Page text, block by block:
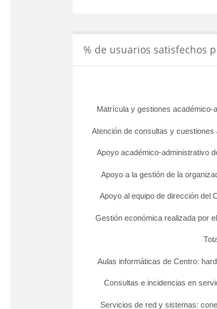
% de usuarios satisfechos
Servicios de red y sistemas:
Consultas e incidencias en
Aulas informáticas de Centro:
Gestión económica realizada por el
Apoyo al equipo de dirección del
Apoyo a la gestión de la
Apoyo académico-administrativo
Atención de consultas y cuestiones
Matrícula y gestiones académico-